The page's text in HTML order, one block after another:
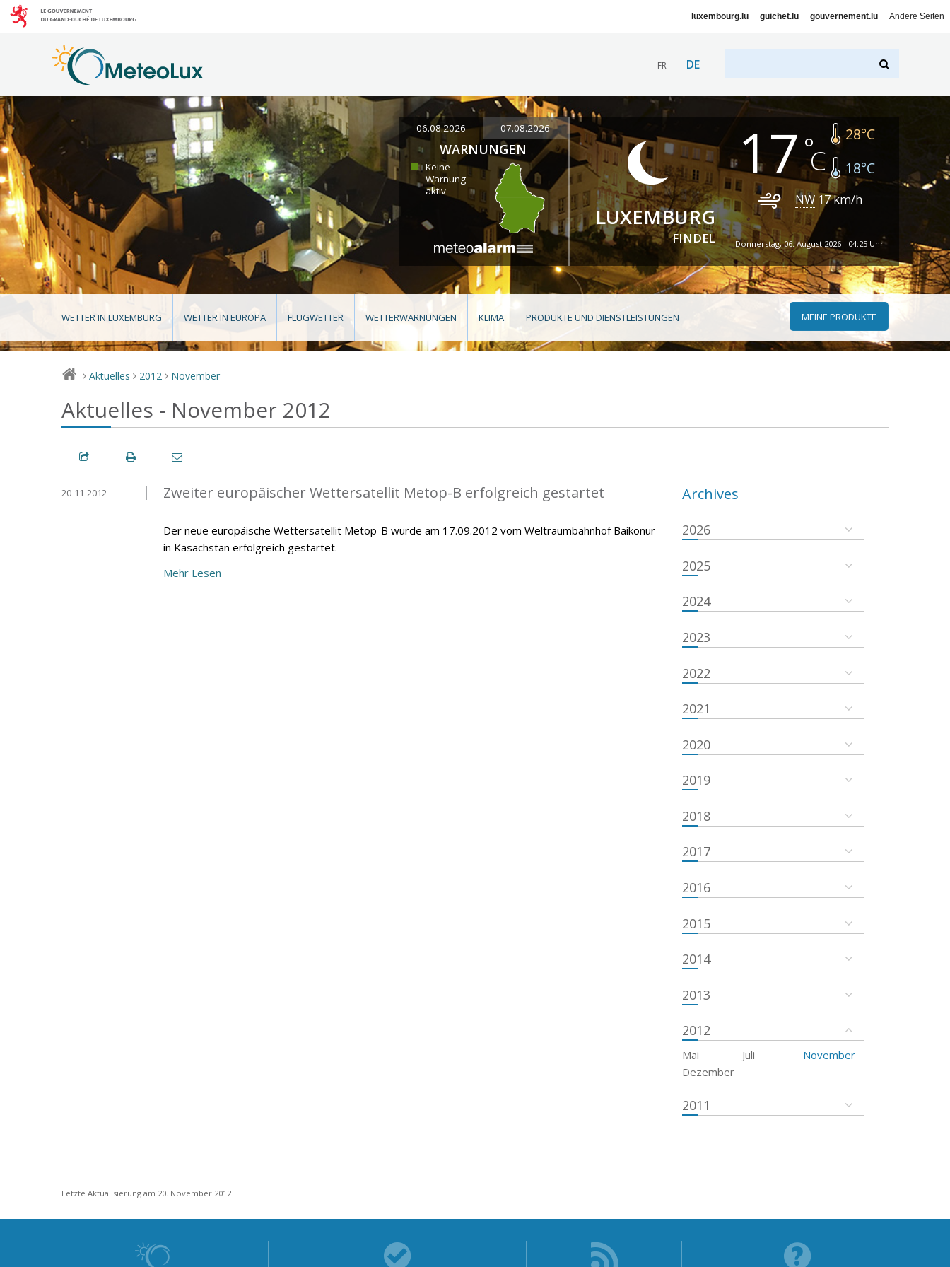
luxembourg.lu guichet.lu gouvernement.lu Andere Seiten
FR DE
06.08.2026 07.08.2026
WARNUNGEN
Keine
Warnung
aktiv
LUXEMBURG
FINDEL
17 28°C
18°C
NW 17km/h
Donnerstag, 06. August 2026 - 04:25 Uhr
WETTER IN LUXEMBURG WETTER IN EUROPA FLUGWETTER WETTERWARNUNGEN KLIMA PRODUKTE UND DIENSTLEISTUNGEN MEINE PRODUKTE
> Aktuelles > 2012 > November
Aktuelles - November 2012
Zweiter europäischer Wettersatellit Metop-B erfolgreich gestartet
20-11-2012
Der neue europäische Wettersatellit Metop-B wurde am 17.09.2012 vom Weltraumbahnhof Baikonur
in Kasachstan erfolgreich gestartet.
Mehr Lesen
Archives
2026
2025
2024
2023
2022
2021
2020
2019
2018
2017
2016
2015
2014
2013
2012
Mai Juli
November
Dezember
2011
Letzte Aktualisierung am 20. November 2012